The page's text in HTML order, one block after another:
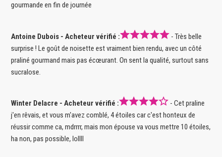
gourmande en fin de journée
Antoine Dubois - Acheteur vérifié :
- Très belle
surprise ! Le goût de noisette est vraiment bien rendu, avec un côté
praliné gourmand mais pas écœurant. On sent la qualité, surtout sans
sucralose.
Winter Delacre - Acheteur vérifié :
- Cet praline
j'en rêvais, et vous m'avez comblé, 4 étoiles car c'est honteux de
réussir comme ca, mdrrrr, mais mon épouse va vous mettre 10 étoiles,
ha non, pas possible, lollll